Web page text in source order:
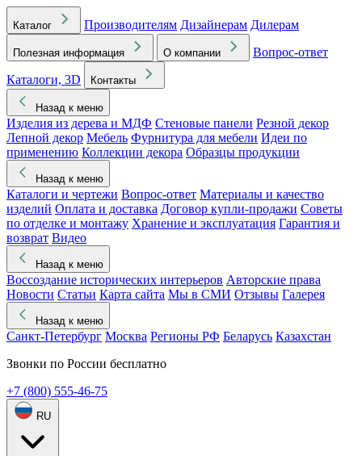
Каталог Производителям Дизайнерам Дилерам
Полезная информация О компании
Вопрос-ответ
Каталоги, 3D
Контакты
Назад к меню
Изделия из дерева и МДФ Стеновые панели Резной декор
Лепной декор Мебель Фурнитура для мебели Идеи по
применению Коллекции декора Образцы продукции
Назад к меню
Каталоги и чертежи Вопрос-ответ Материалы и качество
изделий Оплата и доставка Договор купли-продажи Советы
по отделке и монтажу Хранение и эксплуатация Гарантия и
возврат Видео
Назад к меню
Воссоздание исторических интерьеров Авторские права
Новости Статьи Карта сайта Мы в СМИ Отзывы Галерея
Назад к меню
Санкт-Петербург Москва Регионы РФ Беларусь Казахстан
Звонки по России бесплатно
+7 (800) 555-46-75
RU